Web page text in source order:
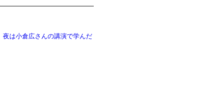
は小倉広さんの講演で学んだ